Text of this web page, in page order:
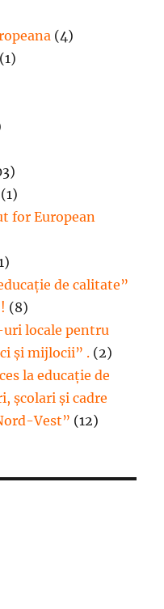
(4)
(1)
(1)
for European
de calitate”
(8)
locale pentru
şi mijlocii” . (2)
la educație de
școlari și cadre
Vest” (12)